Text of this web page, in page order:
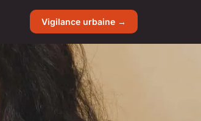
Vigilance urbaine →